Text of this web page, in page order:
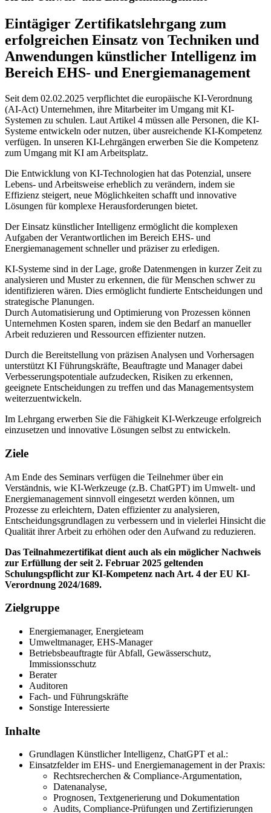
Eintägiger Zertifikatslehrgang zum
erfolgreichen Einsatz von Techniken und
Anwendungen künstlicher Intelligenz im
Bereich EHS- und Energiemanagement
Seit dem 02.02.2025 verpflichtet die europäische KI-Verordnung
(AI-Act) Unternehmen, ihre Mitarbeiter im Umgang mit KI-
Systemen zu schulen. Laut Artikel 4 müssen alle Personen, die KI-
Systeme entwickeln oder nutzen, über ausreichende KI-Kompetenz
verfügen. In unseren KI-Lehrgängen erwerben Sie die Kompetenz
zum Umgang mit KI am Arbeitsplatz.
Die Entwicklung von KI-Technologien hat das Potenzial, unsere
Lebens- und Arbeitsweise erheblich zu verändern, indem sie
Effizienz steigert, neue Möglichkeiten schafft und innovative
Lösungen für komplexe Herausforderungen bietet.
Der Einsatz künstlicher Intelligenz ermöglicht die komplexen
Aufgaben der Verantwortlichen im Bereich EHS- und
Energiemanagement schneller und präziser zu erledigen.
KI-Systeme sind in der Lage, große Datenmengen in kurzer Zeit zu
analysieren und Muster zu erkennen, die für Menschen schwer zu
identifizieren wären. Dies ermöglicht fundierte Entscheidungen und
strategische Planungen.
Durch Automatisierung und Optimierung von Prozessen können
Unternehmen Kosten sparen, indem sie den Bedarf an manueller
Arbeit reduzieren und Ressourcen effizienter nutzen.
Durch die Bereitstellung von präzisen Analysen und Vorhersagen
unterstützt KI Führungskräfte, Beauftragte und Manager dabei
Verbesserungspotentiale aufzudecken, Risiken zu erkennen,
geeignete Entscheidungen zu treffen und das Managementsystem
weiterzuentwickeln.
Im Lehrgang erwerben Sie die Fähigkeit KI-Werkzeuge erfolgreich
einzusetzen und innovative Lösungen selbst zu entwickeln.
Ziele
Am Ende des Seminars verfügen die Teilnehmer über ein
Verständnis, wie KI-Werkzeuge (z.B. ChatGPT) im Umwelt- und
Energiemanagement sinnvoll eingesetzt werden können, um
Prozesse zu erleichtern, Daten effizienter zu analysieren,
Entscheidungsgrundlagen zu verbessern und in vielerlei Hinsicht die
Qualität ihrer Arbeit zu erhöhen oder den Aufwand zu reduzieren.
Das Teilnahmezertifikat dient auch als ein möglicher Nachweis
zur Erfüllung der seit 2. Februar 2025 geltenden
Schulungspflicht zur KI-Kompetenz nach Art. 4 der EU KI-
Verordnung 2024/1689.
Zielgruppe
Energiemanager, Energieteam
Umweltmanager, EHS-Manager
Betriebsbeauftragte für Abfall, Gewässerschutz,
Immissionsschutz
Berater
Auditoren
Fach- und Führungskräfte
Sonstige Interessierte
Inhalte
Grundlagen Künstlicher Intelligenz, ChatGPT et al.:
Einsatzfelder im EHS- und Energiemanagement in der Praxis:
Rechtsrecherchen & Compliance-Argumentation,
Datenanalyse,
Prognosen, Textgenerierung und Dokumentation
Audits, Compliance-Prüfungen und Zertifizierungen